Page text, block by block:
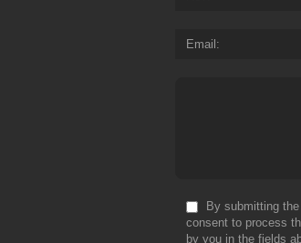
Email
By submitting
consent to process
by you in the fields